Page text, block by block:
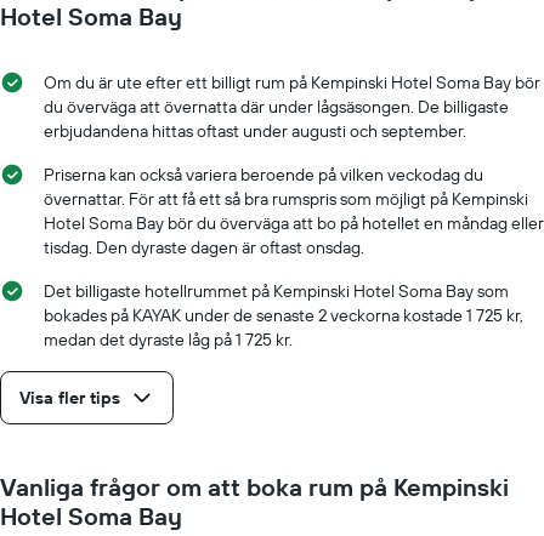
Hotel Soma Bay
Om du är ute efter ett billigt rum på Kempinski Hotel Soma Bay bör
du överväga att övernatta där under lågsäsongen. De billigaste
erbjudandena hittas oftast under augusti och september.
Priserna kan också variera beroende på vilken veckodag du
övernattar. För att få ett så bra rumspris som möjligt på Kempinski
Hotel Soma Bay bör du överväga att bo på hotellet en måndag eller
tisdag. Den dyraste dagen är oftast onsdag.
Det billigaste hotellrummet på Kempinski Hotel Soma Bay som
bokades på KAYAK under de senaste 2 veckorna kostade 1 725 kr,
medan det dyraste låg på 1 725 kr.
Visa fler tips
Vanliga frågor om att boka rum på Kempinski
Hotel Soma Bay